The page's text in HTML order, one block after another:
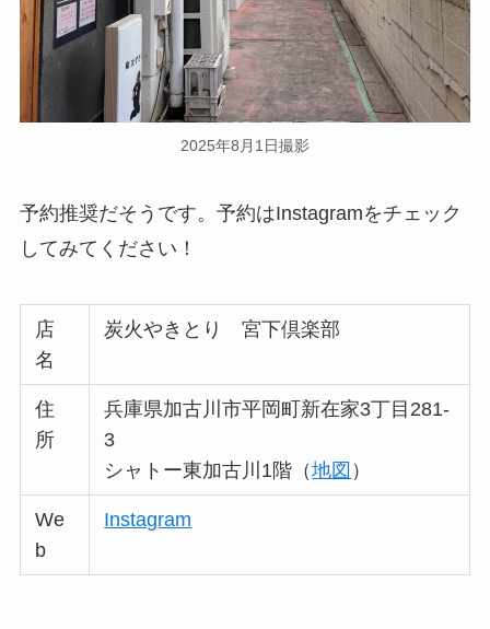
2025年8月1日撮影
予約推奨だそうです。予約はInstagramをチェック
してみてください！
店
名
炭火やきとり 宮下倶楽部
住
所
兵庫県加古川市平岡町新在家3丁目281-
3
シャトー東加古川1階（地図 ）
We
b
Instagram